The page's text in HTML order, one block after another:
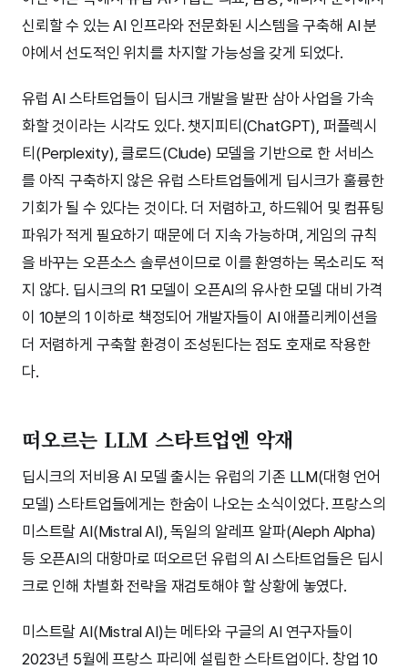
신뢰할 수 있는 AI 인프라와 전문화된 시스템을 구축해 AI 분
야에서 선도적인 위치를 차지할 가능성을 갖게 되었다.
유럽 AI 스타트업들이 딥시크 개발을 발판 삼아 사업을 가속
화할 것이라는 시각도 있다. 챗지피티(ChatGPT), 퍼플렉시
티(Perplexity), 클로드(Clude) 모델을 기반으로 한 서비스
를 아직 구축하지 않은 유럽 스타트업들에게 딥시크가 훌륭한
기회가 될 수 있다는 것이다. 더 저렴하고, 하드웨어 및 컴퓨팅
파워가 적게 필요하기 때문에 더 지속 가능하며, 게임의 규칙
을 바꾸는 오픈소스 솔루션이므로 이를 환영하는 목소리도 적
지 않다. 딥시크의 R1 모델이 오픈AI의 유사한 모델 대비 가격
이 10분의 1 이하로 책정되어 개발자들이 AI 애플리케이션을
더 저렴하게 구축할 환경이 조성된다는 점도 호재로 작용한
다.
떠오르는 LLM 스타트업엔 악재
딥시크의 저비용 AI 모델 출시는 유럽의 기존 LLM(대형 언어
모델) 스타트업들에게는 한숨이 나오는 소식이었다. 프랑스의
미스트랄 AI(Mistral AI), 독일의 알레프 알파(Aleph Alpha)
등 오픈AI의 대항마로 떠오르던 유럽의 AI 스타트업들은 딥시
크로 인해 차별화 전략을 재검토해야 할 상황에 놓였다.
미스트랄 AI(Mistral AI)는 메타와 구글의 AI 연구자들이
2023년 5월에 프랑스 파리에 설립한 스타트업이다. 창업 10